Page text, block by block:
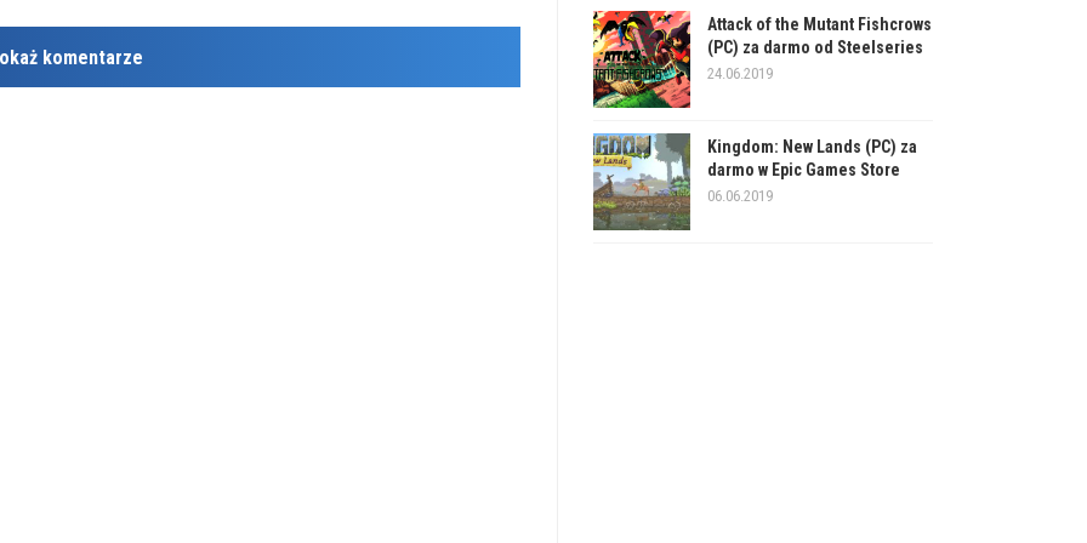
komentarze
Attack of the Mutant Fishcrows
(PC) za darmo od Steelseries
24.06.2019
Kingdom: New Lands (PC) za
darmo w Epic Games Store
06.06.2019